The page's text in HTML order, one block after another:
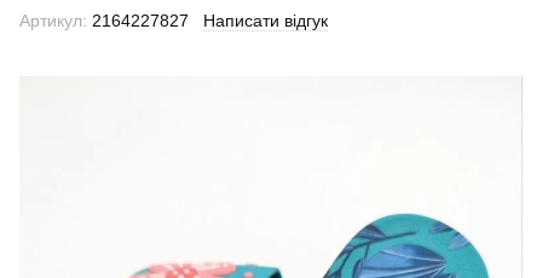
Артикул: 2164227827 Написати відгук